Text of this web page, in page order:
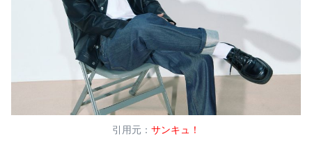
引用元： サンキュ！